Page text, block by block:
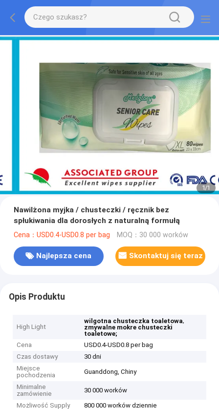
1/1
Nawilżona myjka / chusteczki / ręcznik bez
spłukiwania dla dorosłych z naturalną formułą
Cena：USD0.4-USD0.8 per bag MOQ：30 000 worków
Najlepsza cena Skontaktuj się teraz
Opis Produktu
High Light
wilgotna chusteczka toaletowa,
zmywalne mokre chusteczki
toaletowe;
Cena
USD0.4-USD0.8 per bag
Czas dostawy
30 dni
Miejsce
pochodzenia
Guanddong, Chiny
Minimalne
zamówienie
30 000 worków
Możliwość Supply 800 000 worków dziennie